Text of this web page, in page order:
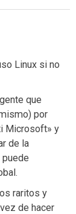
Linux si no
que
por
Microsoft» y
de la
raritos y
de hacer